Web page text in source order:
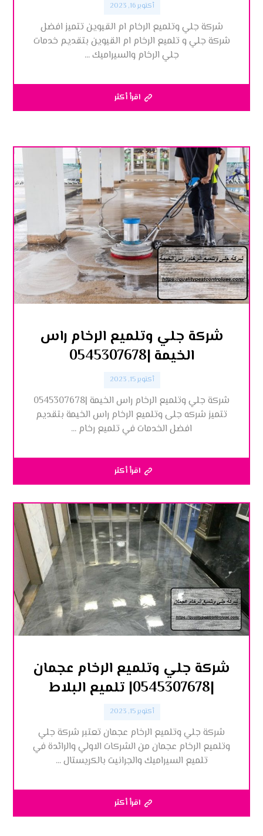
أكتوبر 16, 2023
شركة جلي وتلميع الرخام ام القيوين تتميز افضل
شركة جلي و تلميع الرخام ام القيوين بتقديم خدمات
جلي الرخام والسيراميك ...
اقرأ أكثر
شركة جلي وتلميع الرخام راس
الخيمة |0545307678
أكتوبر 15, 2023
شركة جلي وتلميع الرخام راس الخيمة |0545307678
تتميز شركه جلى وتلميع الرخام راس الخيمة بتقديم
افضل الخدمات في تلميع رخام ...
اقرأ أكثر
شركة جلي وتلميع الرخام عجمان
|0545307678| تلميع البلاط
أكتوبر 15, 2023
شركة جلي وتلميع الرخام عجمان تعتبر شركة جلي
وتلميع الرخام عجمان من الشركات الاولي والرائدة في
تلميع السيراميك والجرانيت بالكريستال ...
اقرأ أكثر